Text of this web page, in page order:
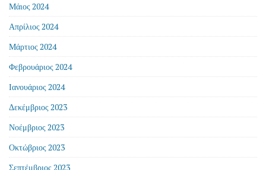
Μάιος 2024
Απρίλιος 2024
Μάρτιος 2024
Φεβρουάριος 2024
Ιανουάριος 2024
Δεκέμβριος 2023
Νοέμβριος 2023
Οκτώβριος 2023
Σεπτέμβριος 2023